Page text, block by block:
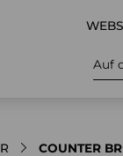
Auf
COUNTER